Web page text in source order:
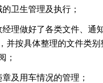
生管理及执行；
做好了各类文件、通知
并按具体整理的文件类别
；
用车情况的管理；